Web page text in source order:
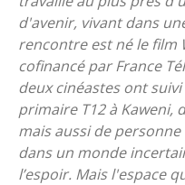
d'avenir, vivant dans
rencontre est né le film
cofinancé par France
deux cinéastes ont
primaire T12 à Kaweni,
mais aussi de
dans un monde
l’espoir. Mais l'espace